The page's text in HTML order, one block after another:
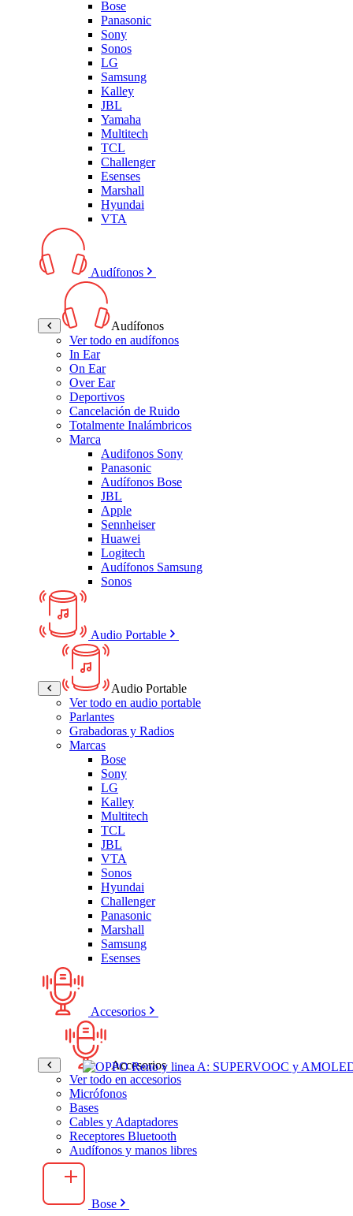
Bose
Panasonic
Sony
Sonos
LG
Samsung
Kalley
JBL
Yamaha
Multitech
TCL
Challenger
Esenses
Marshall
Hyundai
VTA
Audífonos
Audífonos
Ver todo en audífonos
In Ear
On Ear
Over Ear
Deportivos
Cancelación de Ruido
Totalmente Inalámbricos
Marca
Audifonos Sony
Panasonic
Audífonos Bose
JBL
Apple
Sennheiser
Huawei
Logitech
Audífonos Samsung
Sonos
Audio Portable
Audio Portable
Ver todo en audio portable
Parlantes
Grabadoras y Radios
Marcas
Bose
Sony
LG
Kalley
Multitech
TCL
JBL
VTA
Sonos
Hyundai
Challenger
Panasonic
Marshall
Samsung
Esenses
Accesorios
Accesorios
Ver todo en accesorios
Micrófonos
Bases
Cables y Adaptadores
Receptores Bluetooth
Audífonos y manos libres
Bose